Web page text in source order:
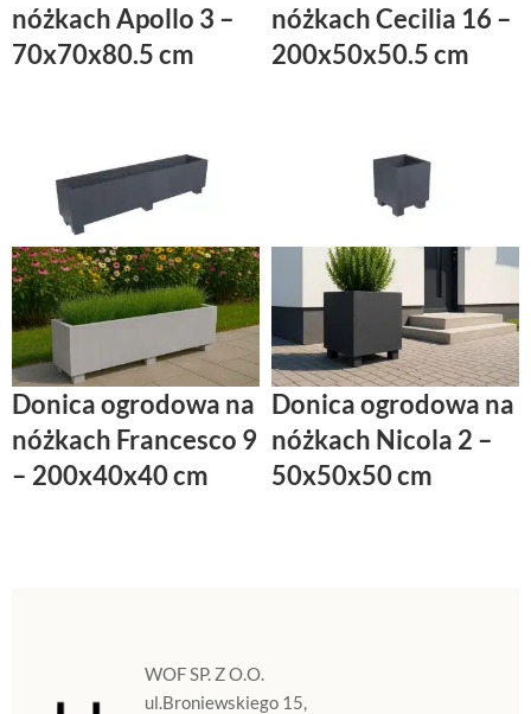
nóżkach Apollo 3 –
70x70x80.5 cm
nóżkach Cecilia 16 –
200x50x50.5 cm
Donica ogrodowa na
nóżkach Francesco 9
– 200x40x40 cm
Donica ogrodowa na
nóżkach Nicola 2 –
50x50x50 cm
WOF SP. Z O.O.
ul.Broniewskiego 15,